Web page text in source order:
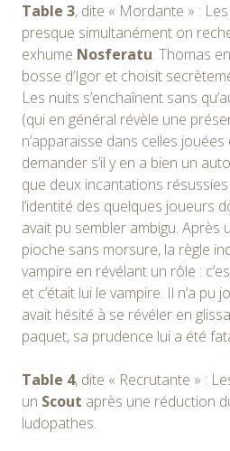
Table 3, dite « Mordante » :
presque simultanément on
exhume Nosferatu. Thomas
bosse d’Igor et choisit
Les nuits s’enchaînent sans
(qui en général révèle une
n’apparaisse dans celles
demander s’il y en a bien un
que deux incantations
l’identité des quelques joueurs
avait pu sembler ambigu. Après
pioche sans morsure, la règle
vampire en révélant un rôle :
et c’était lui le vampire. Il n’a
avait hésité à se révéler en
paquet, sa prudence lui a été
Table 4, dite « Recrutante » :
un Scout après une réduction
ludopathes.